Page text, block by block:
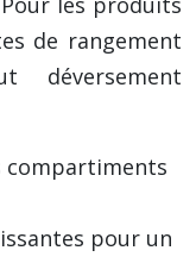
de rangement
déversement
compartiments
pour un